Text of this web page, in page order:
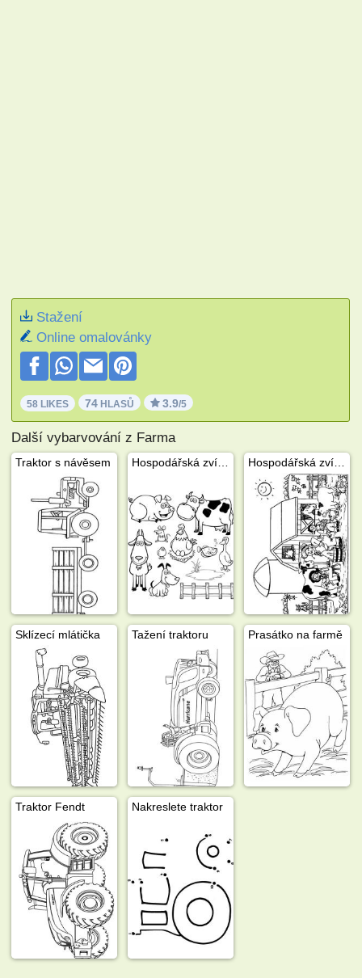
Stažení
Online omalovánky
58 LIKES 74 HLASŮ 3.9/5
Další vybarvování z Farma
Traktor s návěsem
Sklízecí mlátička Tažení traktoru Prasátko na farmě
Traktor Fendt Nakreslete traktor